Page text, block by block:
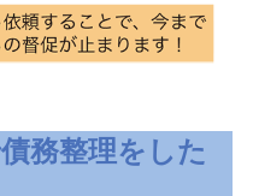
務整理をした